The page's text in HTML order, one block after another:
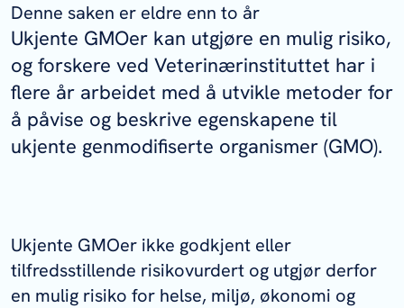
Denne saken er eldre enn to år
Ukjente GMOer kan utgjøre en mulig risiko,
og forskere ved Veterinærinstituttet har i
flere år arbeidet med å utvikle metoder for
å påvise og beskrive egenskapene til
ukjente genmodifiserte organismer (GMO).
Ukjente GMOer ikke godkjent eller
tilfredsstillende risikovurdert og utgjør derfor
en mulig risiko for helse, miljø, økonomi og